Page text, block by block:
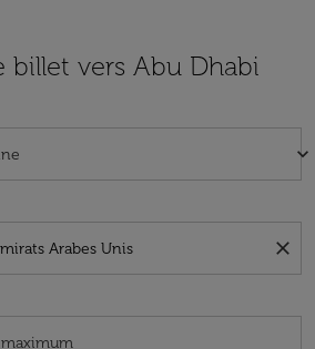
billet vers Abu Dhabi
keyboard_arrow_down
close